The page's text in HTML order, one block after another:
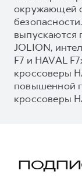
окружающей
выпускаются
JOLION,
F7 и HAVAL
кроссоверы
повышенной
кроссоверы